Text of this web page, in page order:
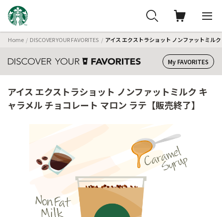
Home DISCOVER YOUR FAVORITES アイス エクストラショット ノンファットミル
My FAVORITES
アイス エクストラショット ノンファットミルク キ
ャラメル チョコレート マロン ラテ【販売終了】